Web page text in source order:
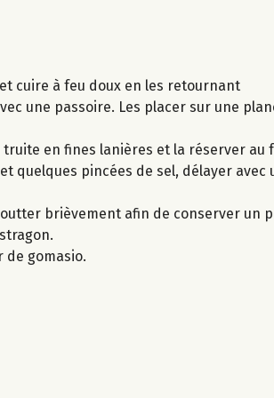
cuire à feu doux en les retournant
une passoire. Les placer sur une
en fines lanières et la réserver au
pincées de sel, délayer avec
brièvement afin de conserver un
de gomasio.